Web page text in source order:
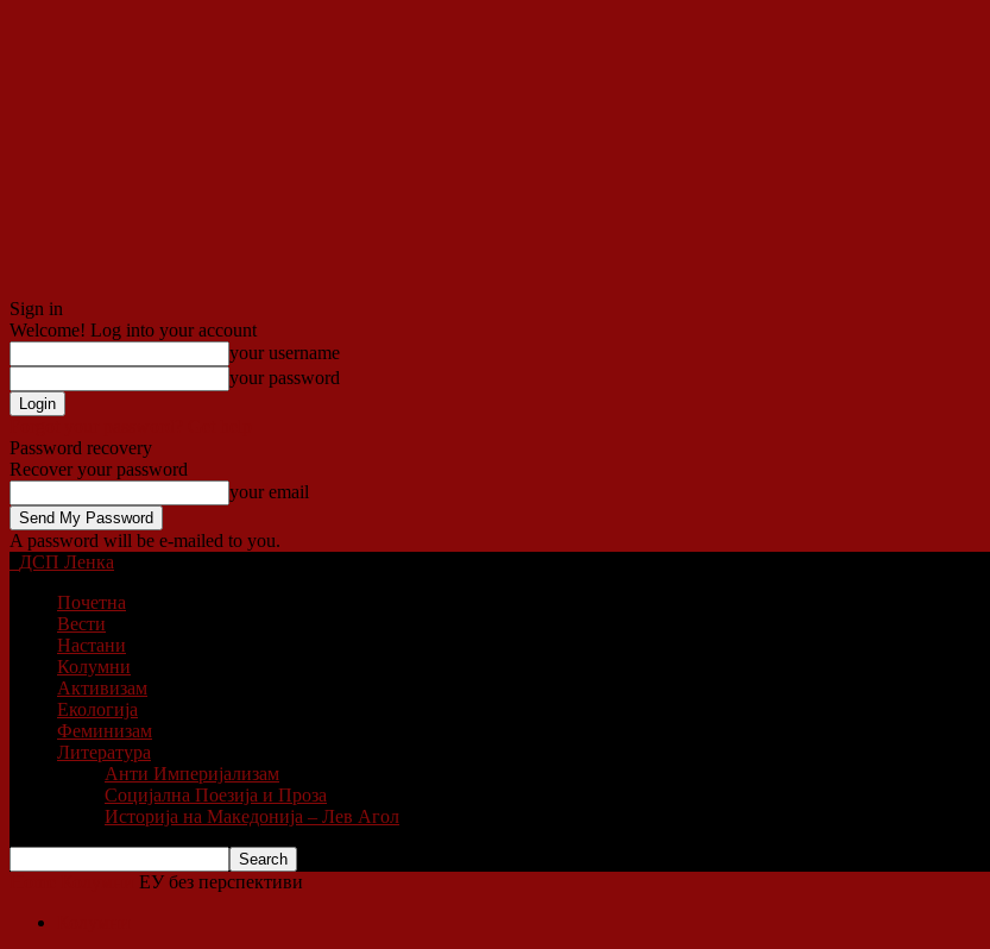
Sign in
Welcome! Log into your account
your username
your password
Password recovery
Recover your password
your email
A password will be e-mailed to you.
ДСП Ленка
Почетна
Вести
Настани
Колумни
Активизам
Екологија
Феминизам
Литература
Анти Империјализам
Социјална Поезија и Проза
Историја на Македонија – Лев Агол
ЕУ без перспективи